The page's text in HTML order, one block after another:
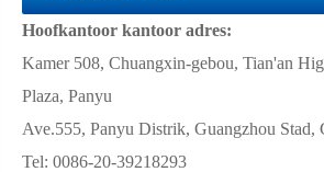
Hoofkantoor kantoor adres:
Kamer 508, Chuangxin-gebou, Tian'an
Plaza, Panyu
Ave.555, Panyu Distrik, Guangzhou Stad,
Tel: 0086-20-39218293